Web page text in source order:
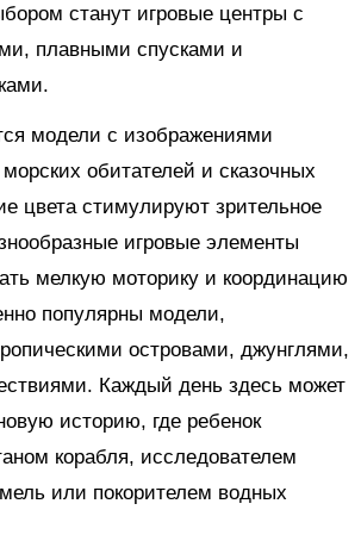
станут игровые центры с
плавными спусками и
модели с изображениями
обитателей и сказочных
цвета стимулируют зрительное
игровые элементы
мелкую моторику и координацию
популярны модели,
островами, джунглями,
Каждый день здесь может
историю, где ребенок
корабля, исследователем
или покорителем водных